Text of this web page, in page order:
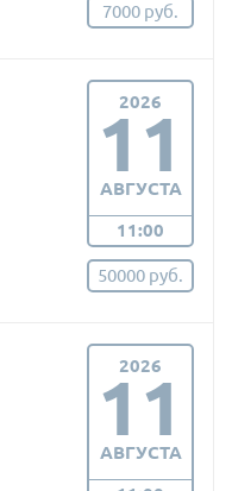
7000 руб.
2026
11
АВГУСТА
11:00
50000 руб.
2026
11
АВГУСТА